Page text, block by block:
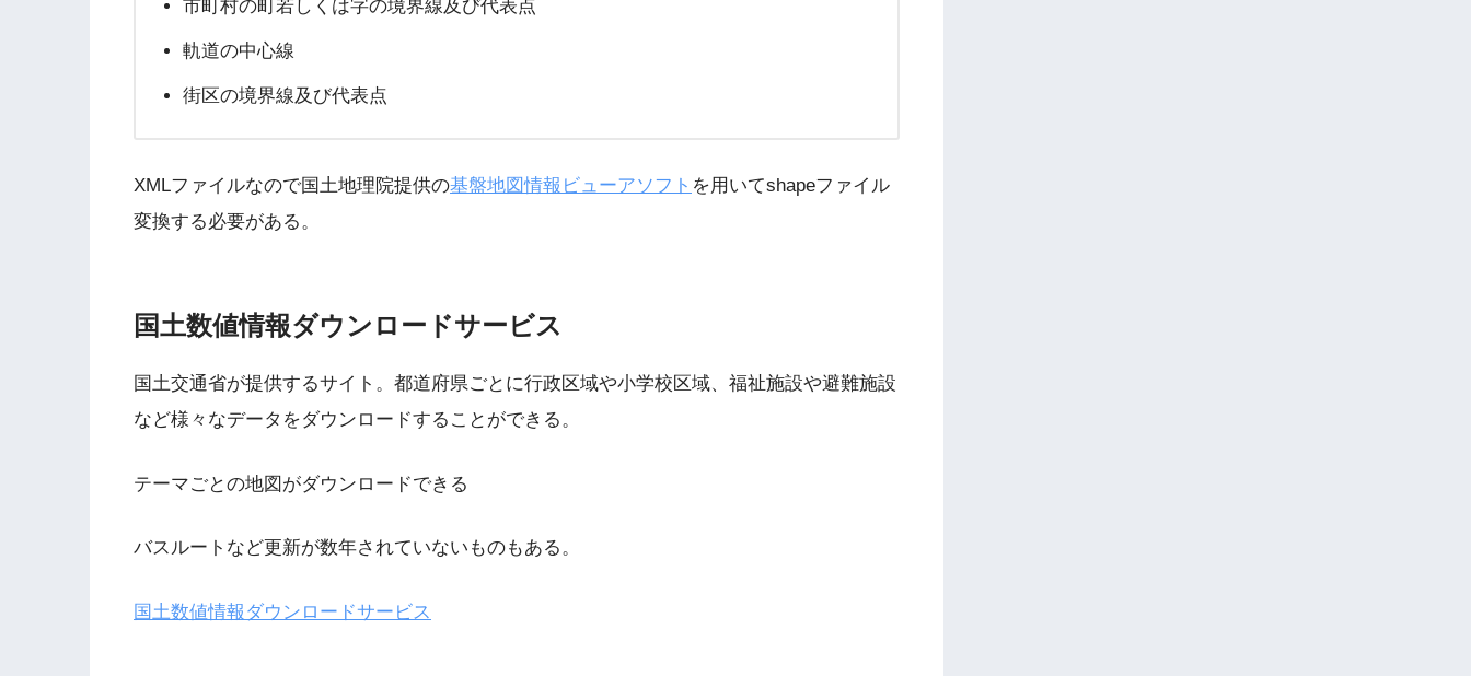
市町村の町若しくは字の境界線及び代表点
軌道の中心線
街区の境界線及び代表点
XMLファイルなので国土地理院提供の基盤地図情報ビューアソフト を用いてshapeファイル
変換する必要がある。
国土数値情報ダウンロードサービス
国土交通省が提供するサイト。都道府県ごとに行政区域や小学校区域、福祉施設や避難施設
など様々なデータをダウンロードすることができる。
テーマごとの地図がダウンロードできる
バスルートなど更新が数年されていないものもある。
国土数値情報ダウンロードサービス